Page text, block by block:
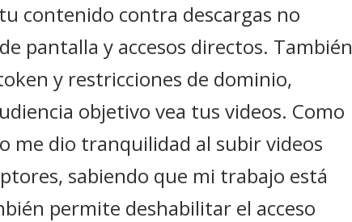
contenido contra descargas no
pantalla y accesos directos. También
y restricciones de dominio,
objetivo vea tus videos. Como
me dio tranquilidad al subir videos
sabiendo que mi trabajo está
permite deshabilitar el acceso